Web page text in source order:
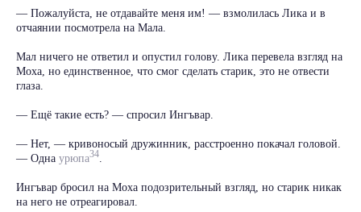
— Пожалуйста, не отдавайте меня им! — взмолилась Лика и в
отчаянии посмотрела на Мала.
Мал ничего не ответил и опустил голову. Лика перевела взгляд на
Моха, но единственное, что смог сделать старик, это не отвести
глаза.
— Ещё такие есть? — спросил Ингъвар.
— Нет, — кривоносый дружинник, расстроенно покачал головой.
— Одна урюпа34.
Ингъвар бросил на Моха подозрительный взгляд, но старик никак
на него не отреагировал.